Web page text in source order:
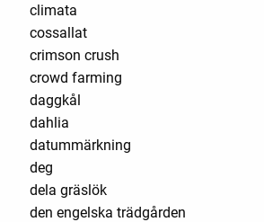
climata
cossallat
crimson crush
crowd farming
daggkål
dahlia
datummärkning
deg
dela gräslök
den engelska trädgården